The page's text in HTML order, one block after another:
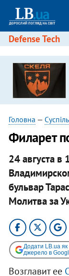
Defense Tech
Головна —
Филарет
24 августа
бульвар
Молитва за
Додати LB.ua
джерело в
Возглавит ее